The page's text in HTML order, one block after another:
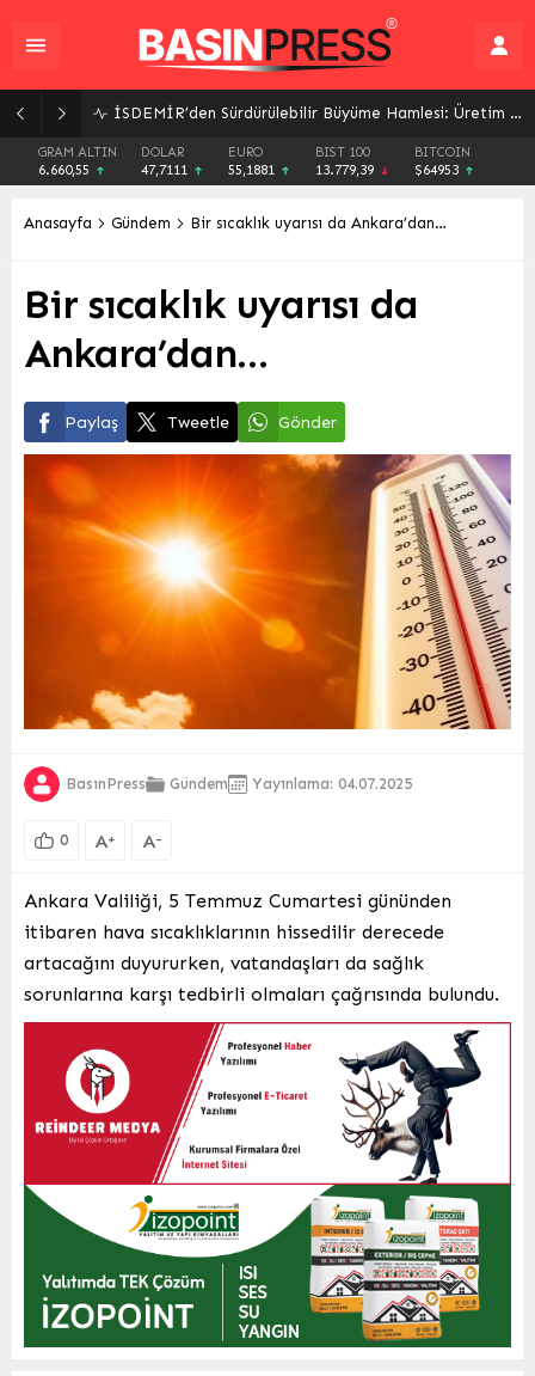
İSDEMİR’den Sürdürülebilir Büyüme Hamlesi: Üretim Kapasitesi ve Enerji Verimliliğine Odaklanıldı
GRAM ALTIN
6.660,55
DOLAR
47,7111
EURO
55,1881
BIST 100
13.779,39
BITCOIN
$64953
Anasayfa Gündem Bir sıcaklık uyarısı da Ankara’dan…
Bir sıcaklık uyarısı da
Ankara’dan…
Paylaş Tweetle Gönder
BasınPress Gündem Yayınlama: 04.07.2025
0 A+ A-
Ankara Valiliği, 5 Temmuz Cumartesi gününden
itibaren hava sıcaklıklarının hissedilir derecede
artacağını duyururken, vatandaşları da sağlık
sorunlarına karşı tedbirli olmaları çağrısında bulundu.